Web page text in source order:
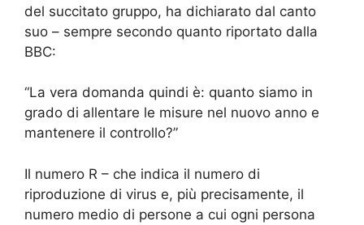
del succitato gruppo, ha dichiarato dal canto
suo – sempre secondo quanto riportato dalla
BBC:
“La vera domanda quindi è: quanto siamo in
grado di allentare le misure nel nuovo anno e
mantenere il controllo?”
Il numero R – che indica il numero di
riproduzione di virus e, più precisamente, il
numero medio di persone a cui ogni persona